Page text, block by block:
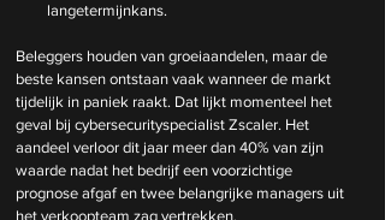
langetermijnkans.
Beleggers houden van groeiaandelen, maar de
beste kansen ontstaan vaak wanneer de markt
tijdelijk in paniek raakt. Dat lijkt momenteel het
geval bij cybersecurityspecialist Zscaler. Het
aandeel verloor dit jaar meer dan 40% van zijn
waarde nadat het bedrijf een voorzichtige
prognose afgaf en twee belangrijke managers uit
het verkoopteam zag vertrekken.